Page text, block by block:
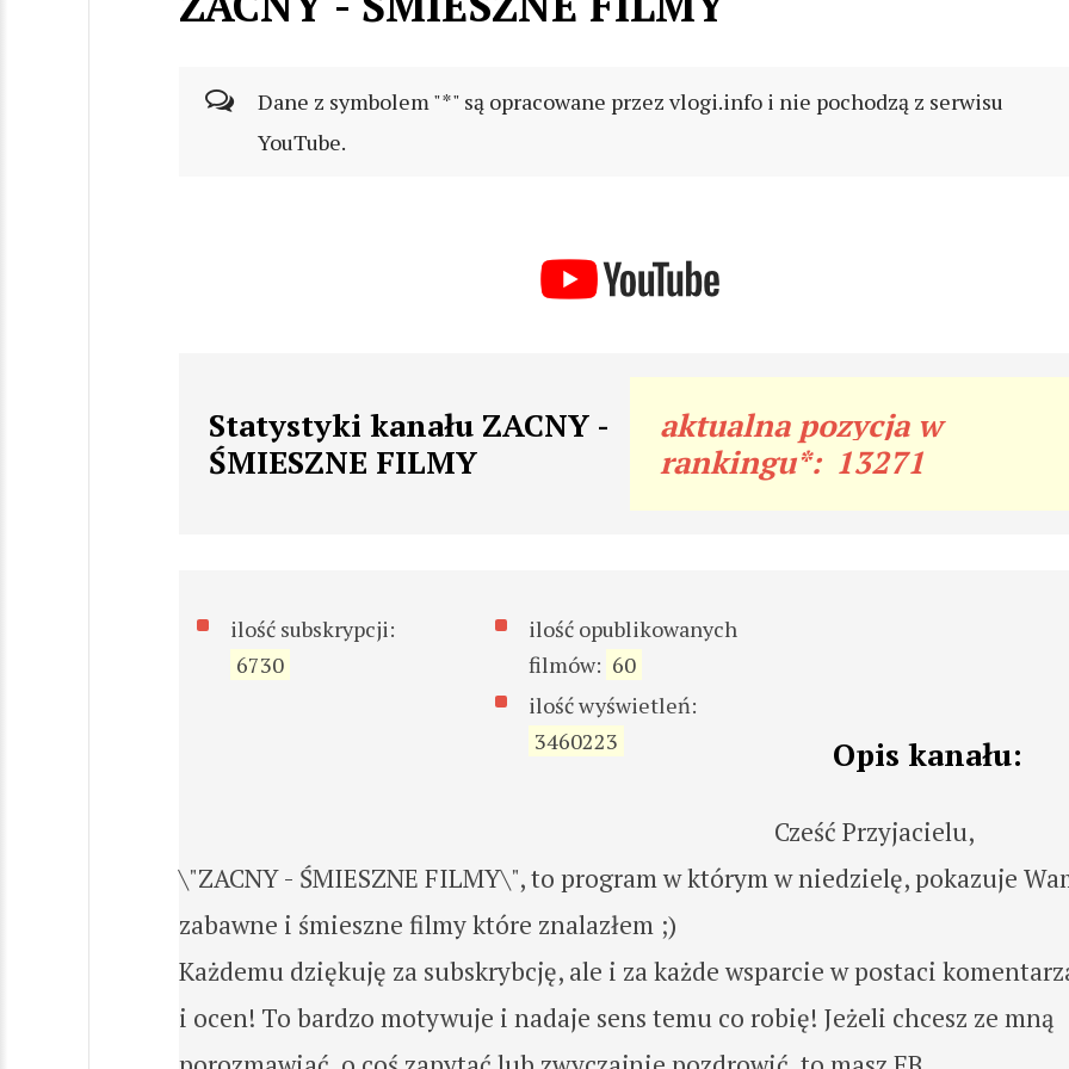
Dane z symbolem "*" są opracowane przez vlogi.info i nie pochodzą z serwisu
YouTube.
Statystyki kanału ZACNY -
ŚMIESZNE FILMY
aktualna pozycja w
rankingu*: 13271
ilość subskrypcji:
6730
ilość opublikowanych
filmów: 60
ilość wyświetleń:
3460223
Opis kanału:
Cześć Przyjacielu,
\"ZACNY - ŚMIESZNE FILMY\", to program w którym w niedzielę, pokazuje
zabawne i śmieszne filmy które znalazłem ;)
Każdemu dziękuję za subskrybcję, ale i za każde wsparcie w postaci
i ocen! To bardzo motywuje i nadaje sens temu co robię! Jeżeli chcesz ze mną